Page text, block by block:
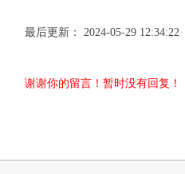
最后更新： 2024-05-29 12:34:22
谢谢你的留言！暂时没有回复！